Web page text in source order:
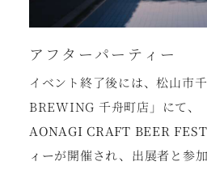
アフターパーティー
イベント終了後には、松山市
BREWING 千舟町店」にて、
AONAGI CRAFT BEER
ィーが開催され、出展者と参